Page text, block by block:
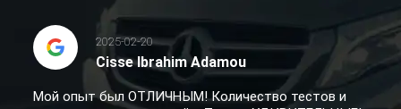
2025-02-20
Cisse Ibrahim Adamou
Мой опыт был ОТЛИЧНЫМ! Количество тестов и